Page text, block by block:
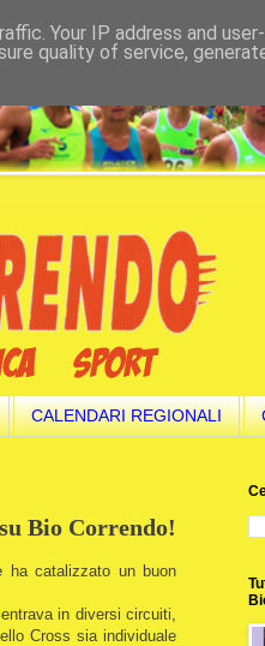
CALENDARI REGIONALI
Bio Correndo!
ha catalizzato un buon
in diversi circuiti,
Cross sia individuale
Your IP address and
quality of service,